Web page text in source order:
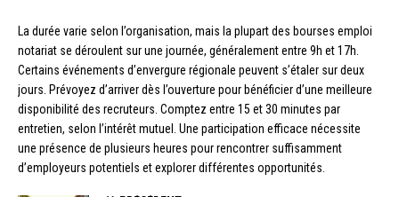
La durée varie selon l’organisation, mais la plupart des bourses emploi
notariat se déroulent sur une journée, généralement entre 9h et 17h.
Certains événements d’envergure régionale peuvent s’étaler sur deux
jours. Prévoyez d’arriver dès l’ouverture pour bénéficier d’une meilleure
disponibilité des recruteurs. Comptez entre 15 et 30 minutes par
entretien, selon l’intérêt mutuel. Une participation efficace nécessite
une présence de plusieurs heures pour rencontrer suffisamment
d’employeurs potentiels et explorer différentes opportunités.